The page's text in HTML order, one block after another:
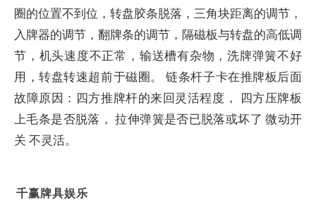
圈的位置不到位，转盘胶条脱落，三角块距离的调节，
入牌器的调节，翻牌条的调节，隔磁板与转盘的高低调
节，机头速度不正常，输送槽有杂物，洗牌弹簧不好
用，转盘转速超前于磁圈。 链条杆子卡在推牌板后面
故障原因：四方推牌杆的来回灵活程度， 四方压牌板
上毛条是否脱落， 拉伸弹簧是否已脱落或坏了 微动开
关 不灵活。
千赢牌具娱乐